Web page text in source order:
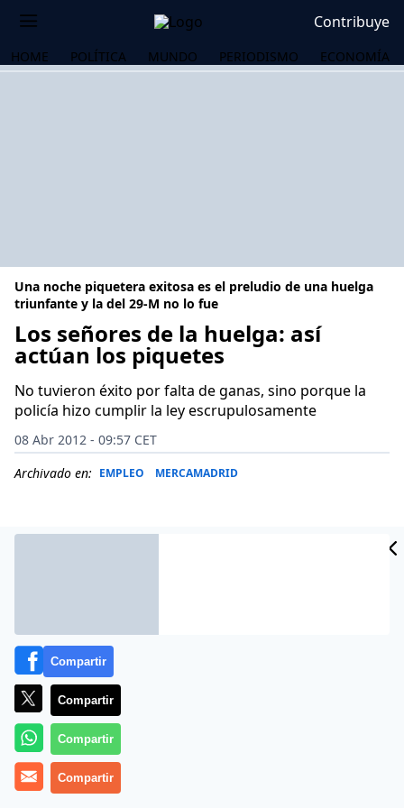
Contribuye
HOME POLÍTICA MUNDO PERIODISMO ECONOMÍA
Una noche piquetera exitosa es el preludio de una huelga
triunfante y la del 29-M no lo fue
Los señores de la huelga: así
actúan los piquetes
No tuvieron éxito por falta de ganas, sino porque la
policía hizo cumplir la ley escrupulosamente
08 Abr 2012 - 09:57 CET
Archivado en: EMPLEO MERCAMADRID
En España huelga y piquetes van siempre de la mano.
Probablemente suceda esto porque nadie en casi
Compartir
Compartir
Compartir
Compartir